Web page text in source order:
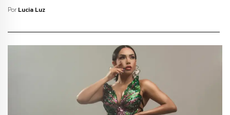
Por Lucia Luz